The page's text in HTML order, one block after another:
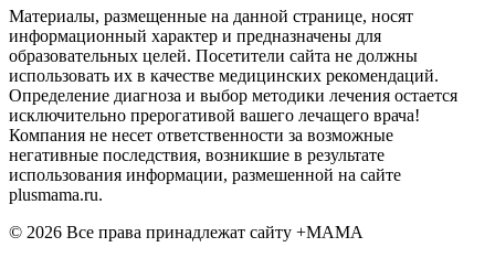
Материалы, размещенные на данной странице, носят
информационный характер и предназначены для
образовательных целей. Посетители сайта не должны
использовать их в качестве медицинских рекомендаций.
Определение диагноза и выбор методики лечения остается
исключительно прерогативой вашего лечащего врача!
Компания не несет ответственности за возможные
негативные последствия, возникшие в результате
использования информации, размешенной на сайте
plusmama.ru.
© 2026 Все права принадлежат сайту +МАМА